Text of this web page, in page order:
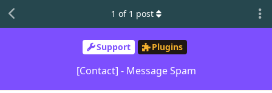
Support Plugins
[Contact] - Message Spam
1 of 1 post